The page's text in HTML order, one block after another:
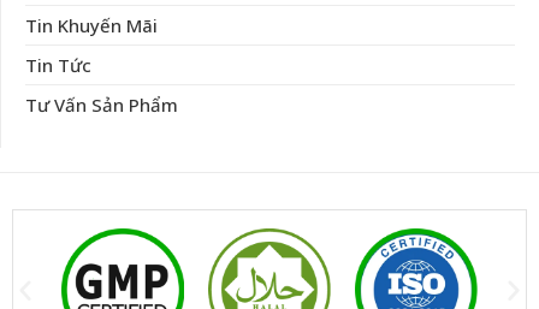
Tin Khuyến Mãi
Tin Tức
Tư Vấn Sản Phẩm